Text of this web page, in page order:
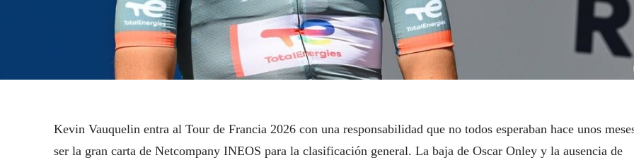
Kevin Vauquelin entra al Tour de Francia 2026 con una responsabilidad que no todos esperaban hace unos
ser la gran carta de Netcompany INEOS para la clasificación general. La baja de Oscar Onley y la ausencia de